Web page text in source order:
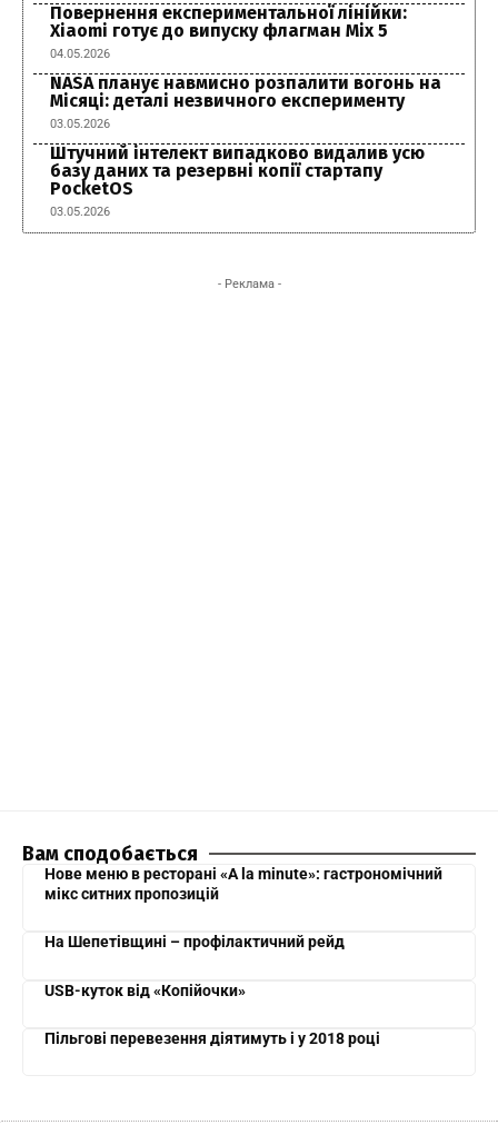
Повернення експериментальної лінійки:
Xiaomi готує до випуску флагман Mix 5
04.05.2026
NASA планує навмисно розпалити вогонь на
Місяці: деталі незвичного експерименту
03.05.2026
Штучний інтелект випадково видалив усю
базу даних та резервні копії стартапу
PocketOS
03.05.2026
- Реклама -
Вам сподобається
Нове меню в ресторані «A la minute»: гастрономічний
мікс ситних пропозицій
На Шепетівщині – профілактичний рейд
USB-куток від «Копійочки»
Пільгові перевезення діятимуть і у 2018 році